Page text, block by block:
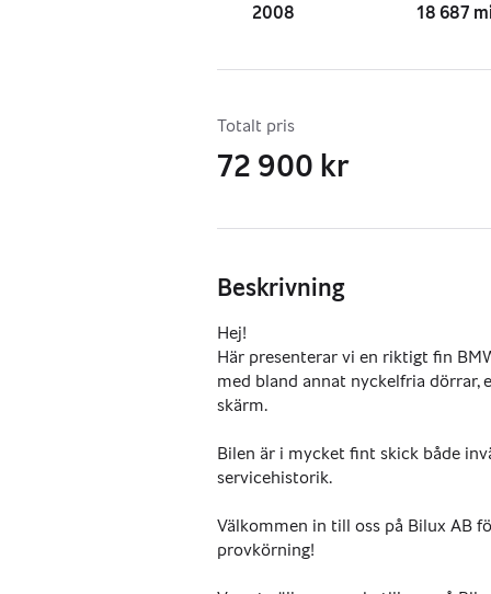
2008
18 687
Totalt pris
72 900 kr
Beskrivning
Hej!
Här presenterar vi en riktigt fin
med bland annat nyckelfria
skärm.
Bilen är i mycket fint skick både
servicehistorik.
Välkommen in till oss på Bilux AB
provkörning!